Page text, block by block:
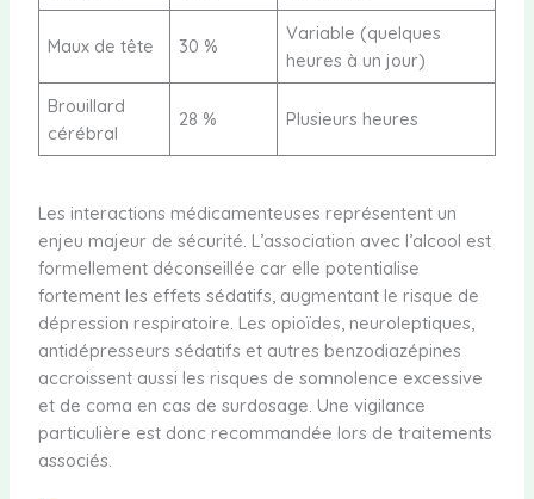
Maux de tête 30 %
Variable (quelques
heures à un jour)
Brouillard
cérébral
28 % Plusieurs heures
Les interactions médicamenteuses représentent un
enjeu majeur de sécurité. L’association avec l’alcool est
formellement déconseillée car elle potentialise
fortement les effets sédatifs, augmentant le risque de
dépression respiratoire. Les opioïdes, neuroleptiques,
antidépresseurs sédatifs et autres benzodiazépines
accroissent aussi les risques de somnolence excessive
et de coma en cas de surdosage. Une vigilance
particulière est donc recommandée lors de traitements
associés.